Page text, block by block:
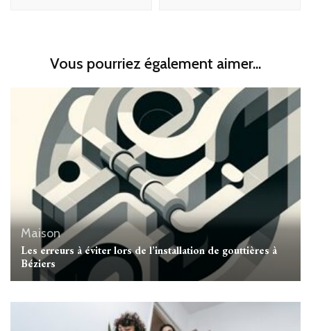
Vous pourriez également aimer...
Maison
Les erreurs à éviter lors de l’installation de gouttières à
Béziers